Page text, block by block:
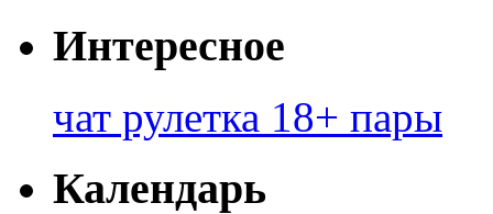
Интересное
чат рулетка 18+ пары
Календарь